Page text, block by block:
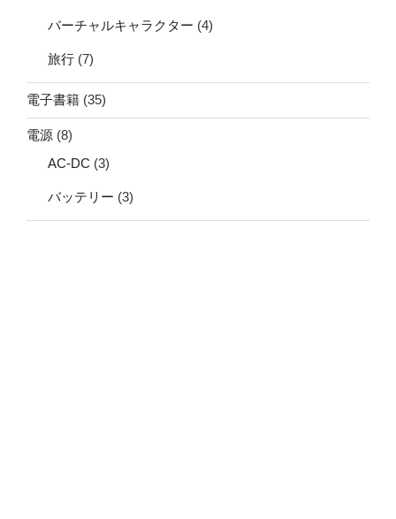
バーチャルキャラクター (4)
旅行 (7)
電子書籍 (35)
電源 (8)
AC-DC (3)
バッテリー (3)